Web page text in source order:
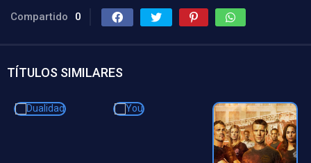
Compartido 0
TÍTULOS SIMILARES